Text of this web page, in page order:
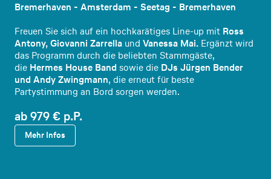
Bremerhaven - Amsterdam - Seetag - Bremerhaven
Freuen Sie sich auf ein hochkarätiges Line-up mit Ross
Antony, Giovanni Zarrella und Vanessa Mai. Ergänzt wird
das Programm durch die beliebten Stammgäste,
die Hermes House Band sowie die DJs Jürgen Bender
und Andy Zwingmann, die erneut für beste
Partystimmung an Bord sorgen werden.
ab 979 € p.P.
Mehr Infos